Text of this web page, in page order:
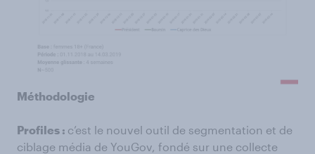
Méthodologie
Profiles : c’est le nouvel outil de segmentation et de
ciblage média de YouGov, fondé sur une collecte